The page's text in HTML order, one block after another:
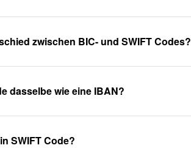
zwischen BIC- und SWIFT Codes?
dasselbe wie eine IBAN?
SWIFT Code?